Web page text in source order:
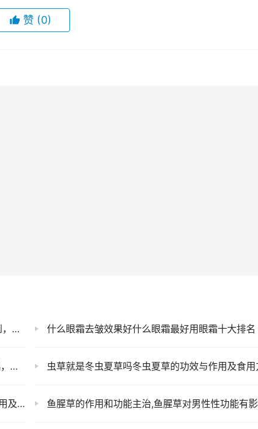
赞 (0)
什么眼霜去皱效果好什么眼霜最好用眼霜十大排名
虫草就是冬虫夏草吗冬虫夏草的功效与作用及食用方法视频
治 鱼腥草的作用和功能主治,鱼腥草对男性性功能有影响吗